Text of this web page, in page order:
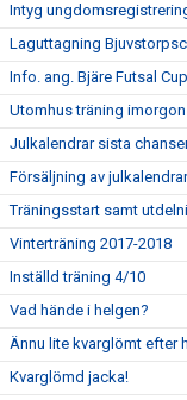
Intyg
Laguttagning
Info. ang. Bjäre Futsal Cup
Utomhus träning
Julkalendrar sista
Försäljning av
Träningsstart samt
Vinterträning 2017-2018
Inställd träning 4/10
Vad hände i helgen?
Ännu lite kvarglömt efter
Kvarglömd jacka!